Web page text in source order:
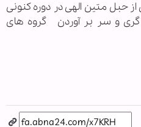
از حبل متین الهی در دوره کنونی
گری و سر بر آوردن گروه های